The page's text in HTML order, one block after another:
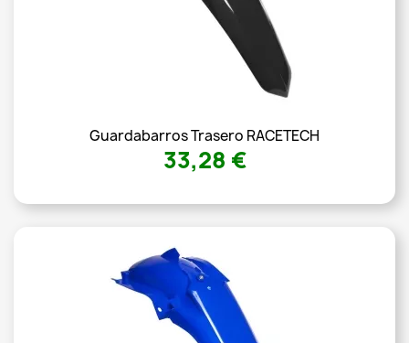
Guardabarros Trasero RACETECH
33,28 €